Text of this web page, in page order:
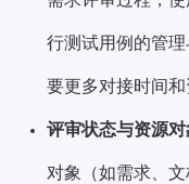
行测试用例的管
要更多对接时间和
评审状态与资源
对象（如需求、